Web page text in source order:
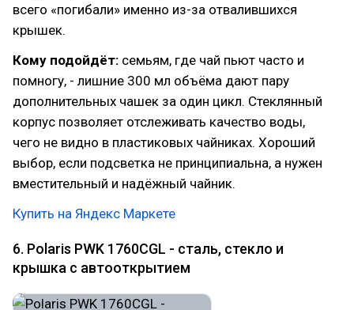
всего «погибали» именно из-за отвалившихся
крышек.
Кому подойдёт: семьям, где чай пьют часто и
помногу, - лишние 300 мл объёма дают пару
дополнительных чашек за один цикл. Стеклянный
корпус позволяет отслеживать качество воды,
чего не видно в пластиковых чайниках. Хороший
выбор, если подсветка не принципиальна, а нужен
вместительный и надёжный чайник.
Купить на Яндекс Маркете
6. Polaris PWK 1760CGL - сталь, стекло и
крышка с автооткрытием